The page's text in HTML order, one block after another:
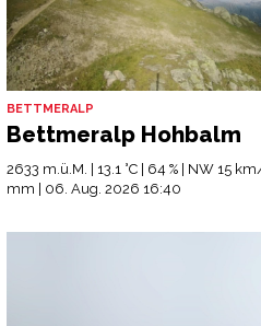
BETTMERALP
Bettmeralp Hohbalm
2633 m.ü.M. | 13.1 °C | 64 % | NW 15
mm | 06. Aug. 2026 16:40